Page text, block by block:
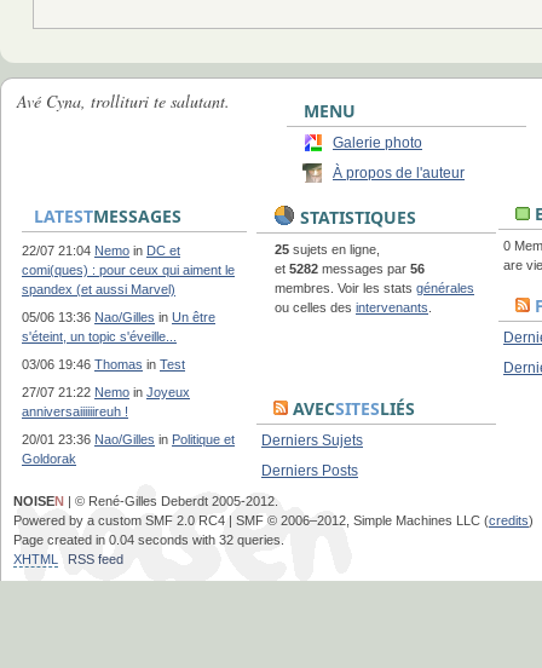
Avé Cyna, trollituri te salutant. MENU
Galerie photo
À propos de l'auteur
LATESTMESSAGES
22/07 21:04 Nemo in DC et
comi(ques) : pour ceux qui aiment le
spandex (et aussi Marvel)
05/06 13:36 Nao/Gilles in Un être
s'éteint, un topic s'éveille...
03/06 19:46 Thomas in Test
27/07 21:22 Nemo in Joyeux
anniversaiiiiiireuh !
20/01 23:36 Nao/Gilles in Politique et
Goldorak
STATISTIQUES
25 sujets en ligne,
et 5282 messages par 56
membres. Voir les stats générales
ou celles des intervenants
0
are
AVECSITESLIÉS
Derniers Sujets
Derniers Posts
NOISEN | © René-Gilles Deberdt 2005-2012.
Powered by a custom SMF 2.0 RC4 | SMF © 2006–2012, Simple Machines LLC (credits)
Page created in 0.04 seconds with 32 queries.
XHTML
RSS feed